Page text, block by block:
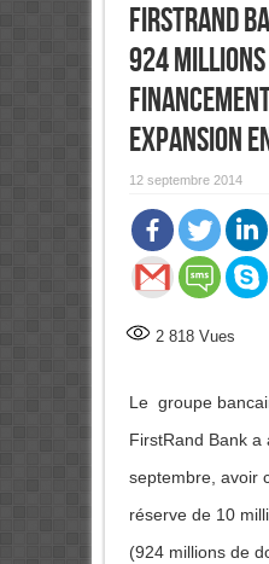
FirstRand
924 millions
expansion
12 septembre 2014
2 818Vues
Le groupe
FirstRand Bank a
septembre, avoir
réserve de 10
(924 millions de